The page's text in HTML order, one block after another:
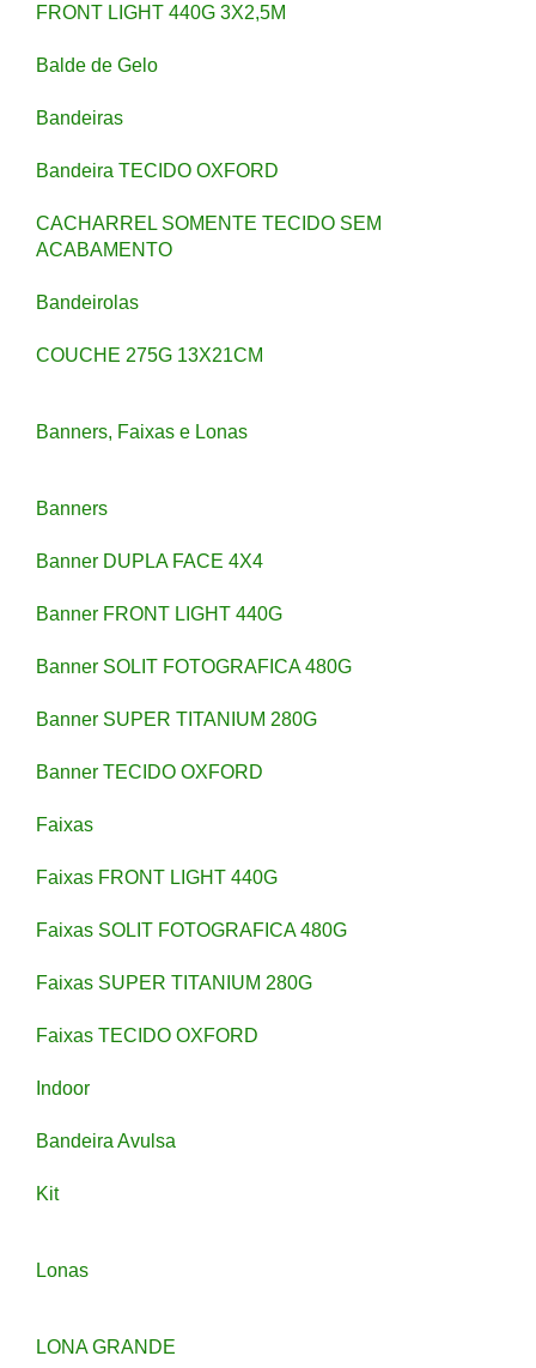
FRONT LIGHT 440G 3X2,5M
Balde de Gelo
Bandeiras
Bandeira TECIDO OXFORD
CACHARREL SOMENTE TECIDO SEM
ACABAMENTO
Bandeirolas
COUCHE 275G 13X21CM
Banners, Faixas e Lonas
Banners
Banner DUPLA FACE 4X4
Banner FRONT LIGHT 440G
Banner SOLIT FOTOGRAFICA 480G
Banner SUPER TITANIUM 280G
Banner TECIDO OXFORD
Faixas
Faixas FRONT LIGHT 440G
Faixas SOLIT FOTOGRAFICA 480G
Faixas SUPER TITANIUM 280G
Faixas TECIDO OXFORD
Indoor
Bandeira Avulsa
Kit
Lonas
LONA GRANDE